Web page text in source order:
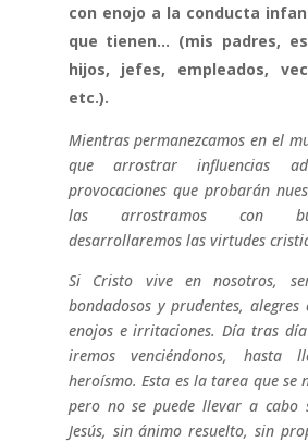
con enojo a la conducta
que tienen… (mis padres,
hijos, jefes, empleados,
etc.).
Mientras permanezcamos en el
que arrostrar influencias
provocaciones que probarán
las arrostramos con
desarrollaremos las virtudes
Si Cristo vive en nosotros,
bondadosos y prudentes,
enojos e irritaciones. Día tras
iremos venciéndonos, hasta
heroísmo. Esta es la tarea que se
pero no se puede llevar a cabo
Jesús, sin ánimo resuelto, sin